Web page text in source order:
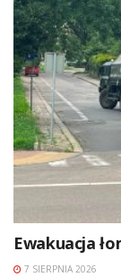
Ewakuacja
7 SIERPNIA 2026